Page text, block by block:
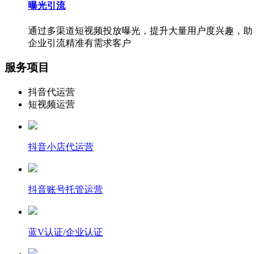
曝光引流
通过多渠道短视频投放曝光，提升大量用户度兴趣，助
企业引流精准有需求客户
服务项目
抖音代运营
短视频运营
抖音小店代运营
抖音账号托管运营
蓝V认证/企业认证